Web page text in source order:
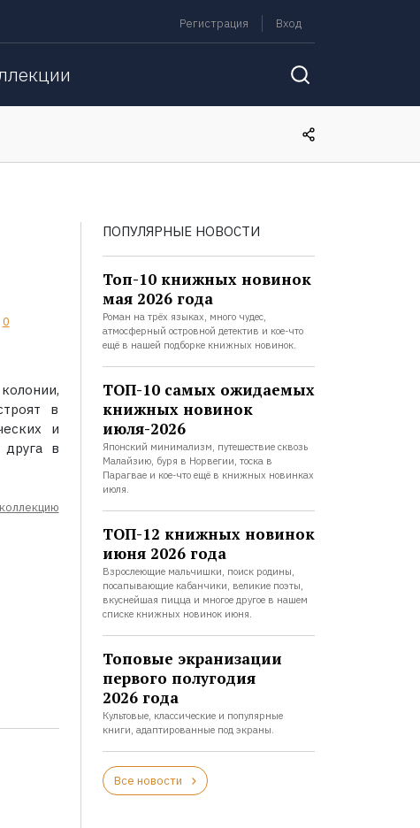
Регистрация Вход
0
в
и
друга в
ПОПУЛЯРНЫЕ НОВОСТИ
Топ-10 книжных новинок
мая 2026 года
Роман на трёх языках, много чудес,
атмосферный островной детектив и кое-что
ещё в нашей подборке книжных новинок.
ТОП-10 самых ожидаемых
книжных новинок
июля-2026
Японский минимализм, путешествие сквозь
Малайзию, буря в Норвегии, тоска в
Парагвае и кое-что ещё в книжных новинках
июля.
ТОП-12 книжных новинок
июня 2026 года
Взрослеющие мальчишки, поиск родины,
посапывающие кабанчики, великие поэты,
вкуснейшая пицца и многое другое в нашем
списке книжных новинок июня.
Топовые экранизации
первого полугодия
2026 года
Культовые, классические и популярные
книги, адаптированные под экраны.
Все новости